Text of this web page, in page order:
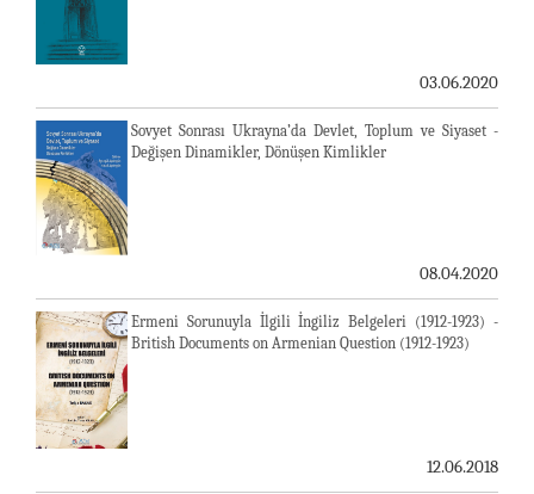
03.06.2020
Sovyet Sonrası Ukrayna’da Devlet, Toplum ve Siyaset -
Değişen Dinamikler, Dönüşen Kimlikler
08.04.2020
Ermeni Sorunuyla İlgili İngiliz Belgeleri (1912-1923) -
British Documents on Armenian Question (1912-1923)
12.06.2018